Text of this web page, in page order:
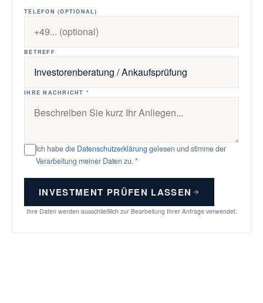
TELEFON (OPTIONAL)
BETREFF
IHRE NACHRICHT *
Ich habe die Datenschutzerklärung gelesen und stimme der
Verarbeitung meiner Daten zu. *
INVESTMENT PRÜFEN LASSEN
Ihre Daten werden ausschließlich zur Bearbeitung Ihrer Anfrage verwendet.